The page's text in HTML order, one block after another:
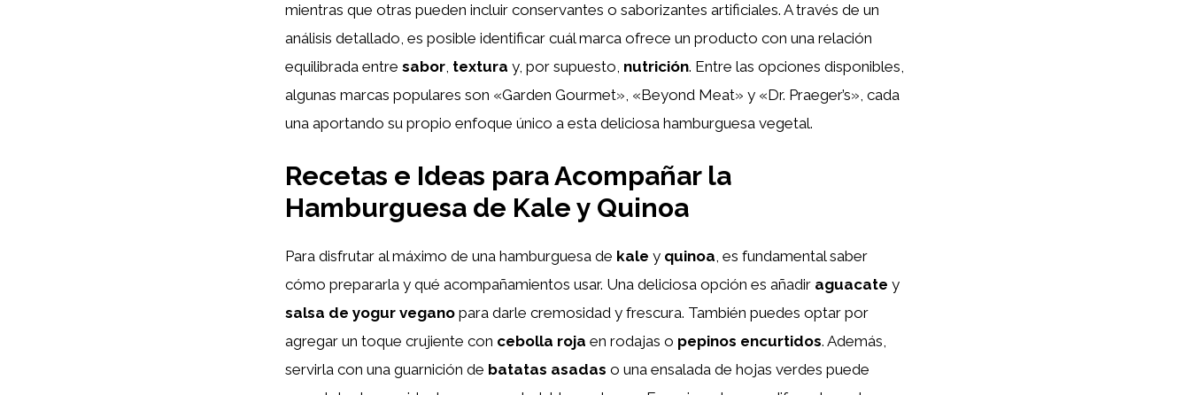
mientras que otras pueden incluir conservantes o saborizantes artificiales. A través de un
análisis detallado, es posible identificar cuál marca ofrece un producto con una relación
equilibrada entre sabor, textura y, por supuesto, nutrición. Entre las opciones disponibles,
algunas marcas populares son «Garden Gourmet», «Beyond Meat» y «Dr. Praeger’s», cada
una aportando su propio enfoque único a esta deliciosa hamburguesa vegetal.
Recetas e Ideas para Acompañar la
Hamburguesa de Kale y Quinoa
Para disfrutar al máximo de una hamburguesa de kale y quinoa , es fundamental saber
cómo prepararla y qué acompañamientos usar. Una deliciosa opción es añadir aguacate y
salsa de yogur vegano para darle cremosidad y frescura. También puedes optar por
agregar un toque crujiente con cebolla roja en rodajas o pepinos encurtidos. Además,
servirla con una guarnición de batatas asadas o una ensalada de hojas verdes puede